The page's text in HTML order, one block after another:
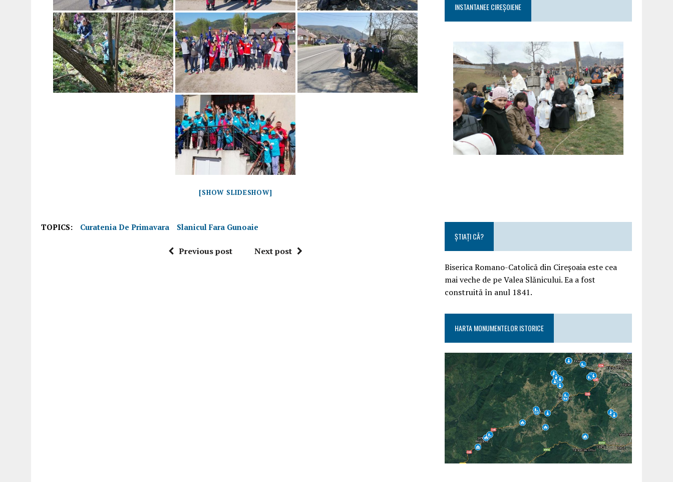
[SHOW SLIDESHOW]
TOPICS: Curatenia De Primavara Slanicul Fara Gunoaie
Previous post Next post
INSTANTANEE CIREȘOIENE
ȘTIAȚI CĂ?
Biserica Romano-Catolică din Cireșoaia este cea
mai veche de pe Valea Slănicului. Ea a fost
construită în anul 1841.
HARTA MONUMENTELOR ISTORICE